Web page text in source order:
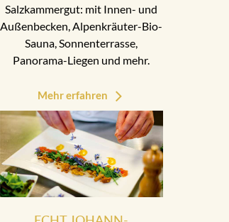
Salzkammergut: mit Innen- und
Außenbecken, Alpenkräuter-Bio-
Sauna, Sonnenterrasse,
Panorama-Liegen und mehr.
Mehr erfahren